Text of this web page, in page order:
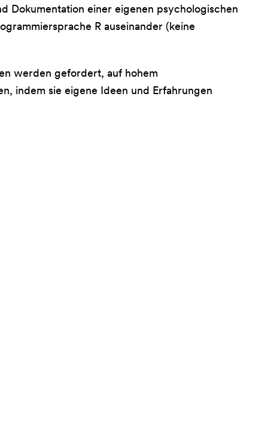
Dokumentation einer eigenen psychologischen
R auseinander (keine
werden gefordert, auf hohem
indem sie eigene Ideen und Erfahrungen